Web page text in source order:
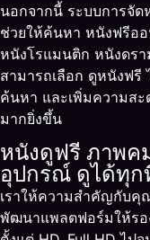
นอกจากนี้ ระบบการจั
ช่วยให้ค้นหา หนังฟรีออ
หนังโรแมนติก หนังดร
สามารถเลือก ดูหนังฟรี
ค้นหา และเพิ่มความสะ
มากยิ่งขึ้น
หนังดูฟรี ภาพค
อุปกรณ์ ดูได้ทุก
เราให้ความสำคัญกับคุ
พัฒนาแพลตฟอร์มให้รอ